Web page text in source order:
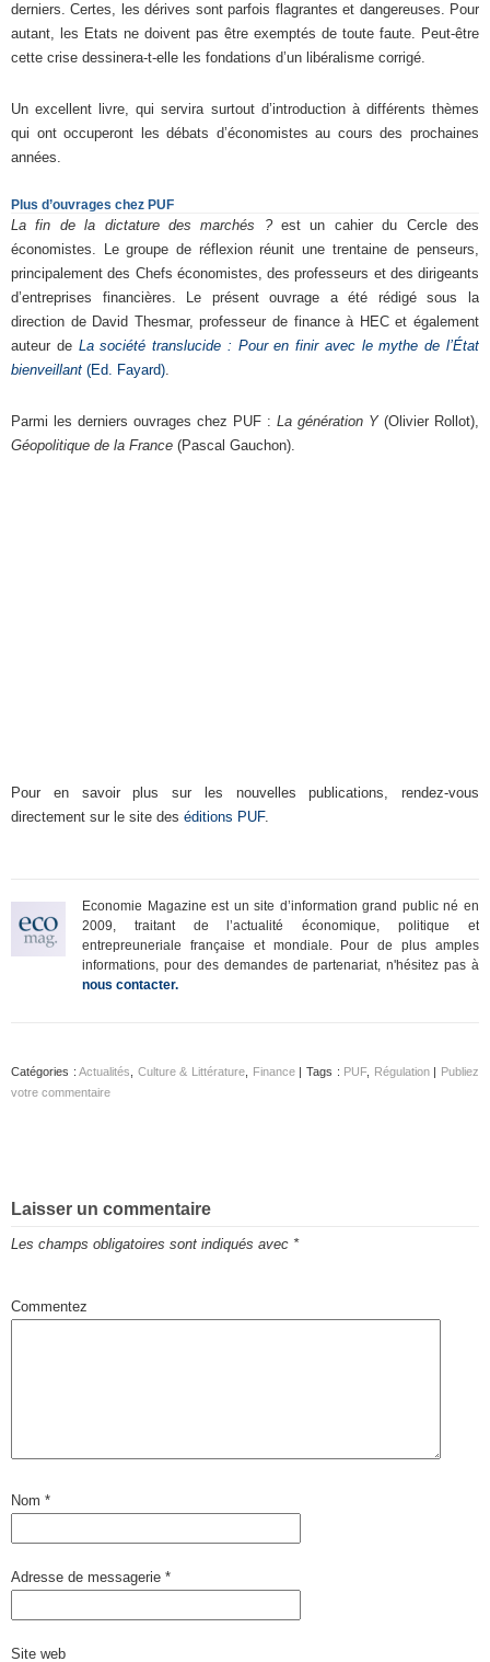
derniers. Certes, les dérives sont parfois flagrantes et dangereuses. Pour
autant, les Etats ne doivent pas être exemptés de toute faute. Peut-être
cette crise dessinera-t-elle les fondations d’un libéralisme corrigé.
Un excellent livre, qui servira surtout d’introduction à différents thèmes
qui ont occuperont les débats d’économistes au cours des prochaines
années.
Plus d’ouvrages chez PUF
La fin de la dictature des marchés ?est un cahier du Cercle des
économistes. Le groupe de réflexion réunit une trentaine de penseurs,
principalement des Chefs économistes, des professeurs et des dirigeants
d’entreprises financières. Le présent ouvrage a été rédigé sous la
direction de David Thesmar, professeur de finance à HEC et également
auteur de La société translucide : Pour en finir avec le mythe de l’État
bienveillant (Ed. Fayard).
Parmi les derniers ouvrages chez PUF : La génération Y(Olivier Rollot),
Géopolitique de la France (Pascal Gauchon).
Pour en savoir plus sur les nouvelles publications, rendez-vous
directement sur le site des éditions PUF.
Economie Magazine est un site d’information grand public né en
2009, traitant de l’actualité économique, politique et
entrepreuneriale française et mondiale. Pour de plus amples
informations, pour des demandes de partenariat, n'hésitez pas à
nous contacter.
Catégories :Actualités Culture & Littérature Finance| Tags : PUF, Régulation| Publiez
votre commentaire
Laisser un commentaire
Les champs obligatoires sont indiqués avec *
Commentez
Nom *
Adresse de messagerie *
Site web